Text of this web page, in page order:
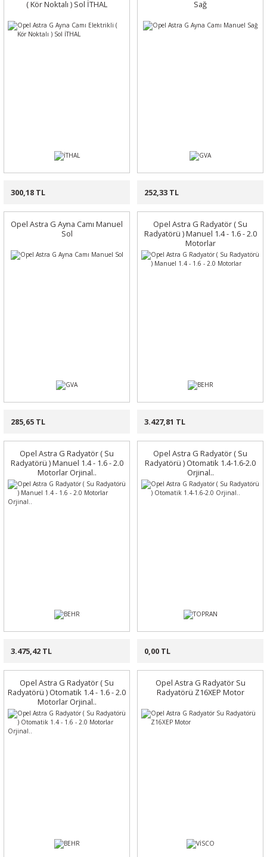
( Kör Noktalı ) Sol İTHAL
300,18 TL
Sağ
252,33 TL
Opel Astra G Ayna Camı Manuel
Sol
285,65 TL
Opel Astra G Radyatör ( Su
Radyatörü ) Manuel 1.4 - 1.6 - 2.0
Motorlar
3.427,81 TL
Opel Astra G Radyatör ( Su
Radyatörü ) Manuel 1.4 - 1.6 - 2.0
Motorlar Orjinal..
3.475,42 TL
Opel Astra G Radyatör ( Su
Radyatörü ) Otomatik 1.4-1.6-2.0
Orjinal..
0,00 TL
Opel Astra G Radyatör ( Su
Radyatörü ) Otomatik 1.4 - 1.6 - 2.0
Motorlar Orjinal..
Opel Astra G Radyatör Su
Radyatörü Z16XEP Motor